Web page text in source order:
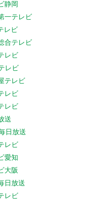
静岡
一テレビ
レビ
合テレビ
レビ
レビ
テレビ
レビ
レビ
送
日放送
レビ
愛知
大阪
日放送
レビ